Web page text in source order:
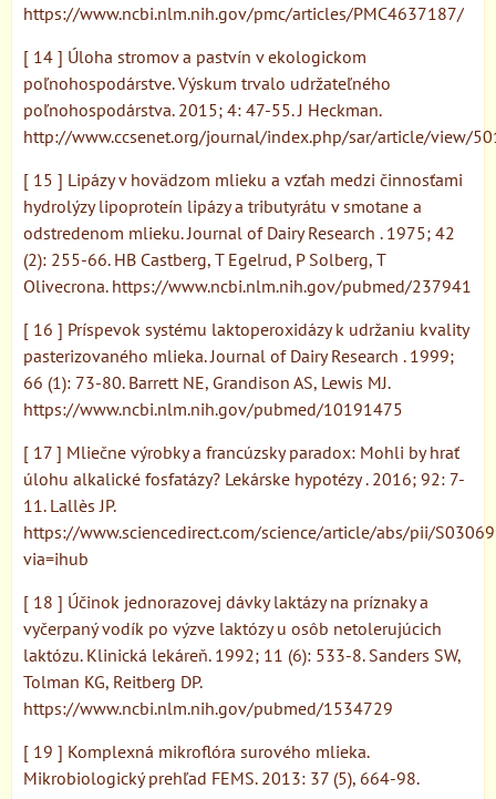
https://www.ncbi.nlm.nih.gov/pmc/articles/PMC4637187/
[ 14 ] Úloha stromov a pastvín v ekologickom
poľnohospodárstve. Výskum trvalo udržateľného
poľnohospodárstva. 2015; 4: 47-55. J Heckman.
http://www.ccsenet.org/journal/index.php/sar/article/view/
[ 15 ] Lipázy v hovädzom mlieku a vzťah medzi činnosťami
hydrolýzy lipoproteín lipázy a tributyrátu v smotane a
odstredenom mlieku. Journal of Dairy Research . 1975; 42
(2): 255-66. HB Castberg, T Egelrud, P Solberg, T
Olivecrona. https://www.ncbi.nlm.nih.gov/pubmed/237941
[ 16 ] Príspevok systému laktoperoxidázy k udržaniu kvality
pasterizovaného mlieka. Journal of Dairy Research . 1999;
66 (1): 73-80. Barrett NE, Grandison AS, Lewis MJ.
https://www.ncbi.nlm.nih.gov/pubmed/10191475
[ 17 ] Mliečne výrobky a francúzsky paradox: Mohli by hrať
úlohu alkalické fosfatázy? Lekárske hypotézy . 2016; 92: 7-
11. Lallès JP.
https://www.sciencedirect.com/science/article/abs/pii/
via=ihub
[ 18 ] Účinok jednorazovej dávky laktázy na príznaky a
vyčerpaný vodík po výzve laktózy u osôb netolerujúcich
laktózu. Klinická lekáreň. 1992; 11 (6): 533-8. Sanders SW,
Tolman KG, Reitberg DP.
https://www.ncbi.nlm.nih.gov/pubmed/1534729
[ 19 ] Komplexná mikroflóra surového mlieka.
Mikrobiologický prehľad FEMS. 2013: 37 (5), 664-98.